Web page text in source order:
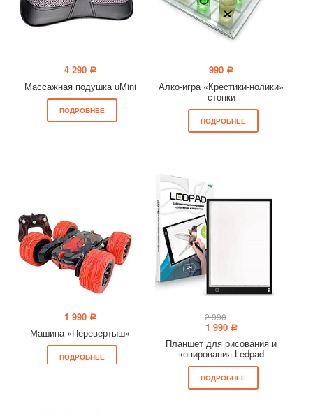
4 290 a
Массажная подушка uMini
ПОДРОБНЕЕ
990 a
Алко-игра «Крестики-нолики»
стопки
ПОДРОБНЕЕ
1 990 a
Машина «Перевертыш»
ПОДРОБНЕЕ
2 990
1 990 a
Планшет для рисования и
копирования Ledpad
ПОДРОБНЕЕ